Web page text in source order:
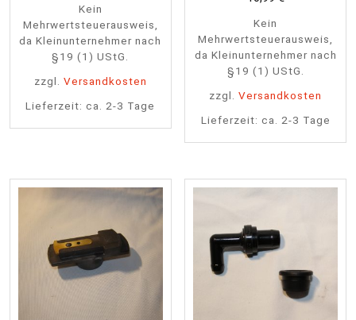
Kein
Mehrwertsteuerausweis,
da Kleinunternehmer nach
§19 (1) UStG.
zzgl. Versandkosten
Lieferzeit:ca. 2-3 Tage
Kein
Mehrwertsteuerausweis,
da Kleinunternehmer nach
§19 (1) UStG.
zzgl.Versandkosten
Lieferzeit: ca. 2-3 Tage